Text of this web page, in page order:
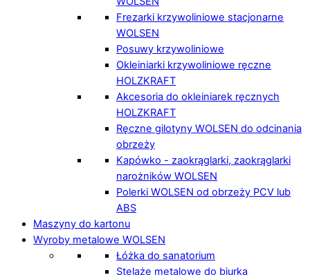
Frezarki krzywoliniowe stacjonarne
WOLSEN
Posuwy krzywoliniowe
Okleiniarki krzywoliniowe ręczne
HOLZKRAFT
Akcesoria do okleiniarek ręcznych
HOLZKRAFT
Ręczne gilotyny WOLSEN do odcinania
obrzeży
Kapówko - zaokrąglarki, zaokrąglarki
narożników WOLSEN
Polerki WOLSEN od obrzeży PCV lub
ABS
Maszyny do kartonu
Wyroby metalowe WOLSEN
Łóżka do sanatorium
Stelaże metalowe do biurka